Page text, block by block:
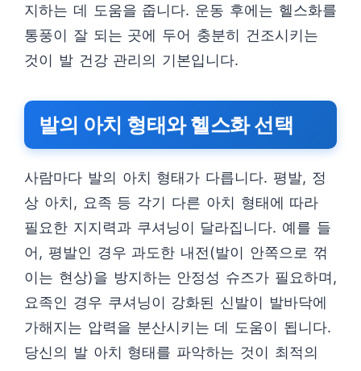
지하는 데 도움을 줍니다. 운동 후에는 헬스화를
통풍이 잘 되는 곳에 두어 충분히 건조시키는
것이 발 건강 관리의 기본입니다.
발의 아치 형태와 헬스화 선택
사람마다 발의 아치 형태가 다릅니다. 평발, 정
상 아치, 요족 등 각기 다른 아치 형태에 따라
필요한 지지력과 쿠셔닝이 달라집니다. 예를 들
어, 평발인 경우 과도한 내전(발이 안쪽으로 꺾
이는 현상)을 방지하는 안정성 슈즈가 필요하며,
요족인 경우 쿠셔닝이 강화된 신발이 발바닥에
가해지는 압력을 분산시키는 데 도움이 됩니다.
당신의 발 아치 형태를 파악하는 것이 최적의